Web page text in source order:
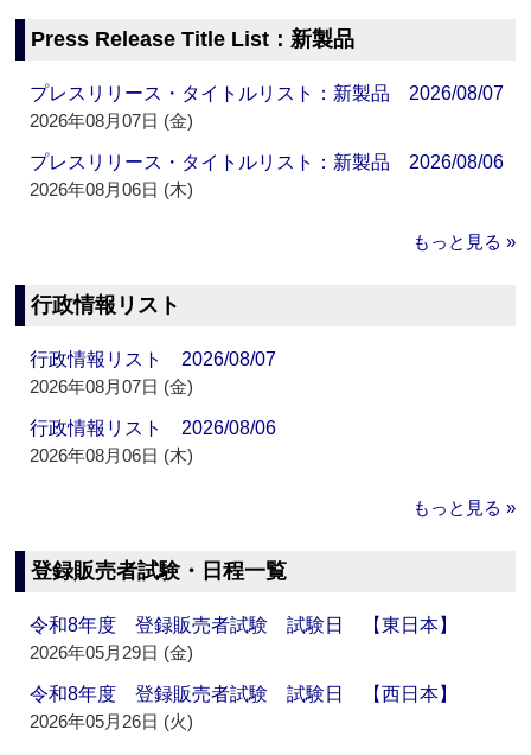
Press Release Title List：新製品
プレスリリース・タイトルリスト：新製品 2026/08/07
2026年08月07日 (金)
プレスリリース・タイトルリスト：新製品 2026/08/06
2026年08月06日 (木)
もっと見る »
行政情報リスト
行政情報リスト 2026/08/07
2026年08月07日 (金)
行政情報リスト 2026/08/06
2026年08月06日 (木)
もっと見る »
登録販売者試験・日程一覧
令和8年度 登録販売者試験 試験日 【東日本】
2026年05月29日 (金)
令和8年度 登録販売者試験 試験日 【西日本】
2026年05月26日 (火)